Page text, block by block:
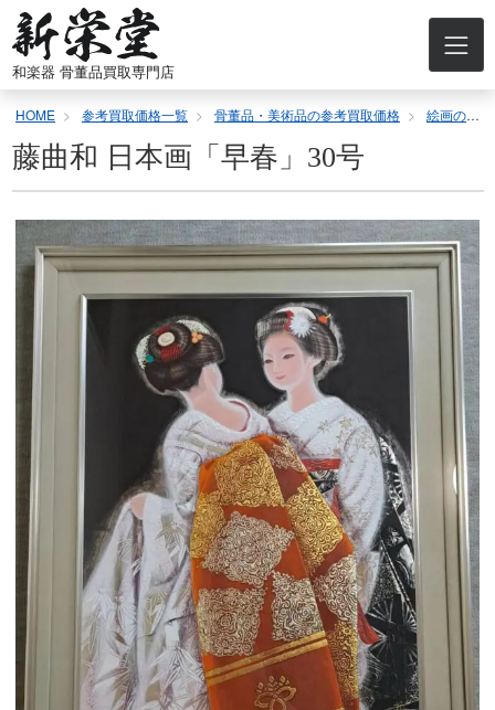
ン
ス
キ
ッ
和楽器 骨董品買取専門店
HOME 参考買取価格一覧 骨董品・美術品の参考買取価格 絵画の参考買取価格
藤曲和 日本画「早春」30号